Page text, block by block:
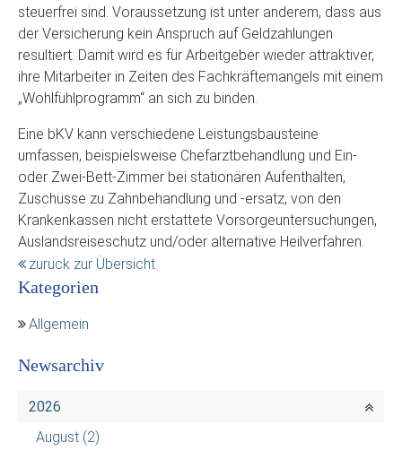
steuerfrei sind. Voraussetzung ist unter anderem, dass aus
der Versicherung kein Anspruch auf Geldzahlungen
resultiert. Damit wird es für Arbeitgeber wieder attraktiver,
ihre Mitarbeiter in Zeiten des Fachkräftemangels mit einem
„Wohlfühlprogramm“ an sich zu binden.
Eine bKV kann verschiedene Leistungsbausteine
umfassen, beispielsweise Chefarztbehandlung und Ein-
oder Zwei-Bett-Zimmer bei stationären Aufenthalten,
Zuschüsse zu Zahnbehandlung und -ersatz, von den
Krankenkassen nicht erstattete Vorsorgeuntersuchungen,
Auslandsreiseschutz und/oder alternative Heilverfahren.
zurück zur Übersicht
Kategorien
Allgemein
Newsarchiv
2026
August (2)